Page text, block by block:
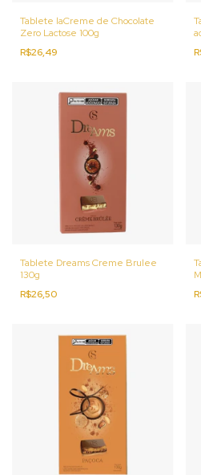
Tablete laCreme de Chocolate
Zero Lactose 100g
R$26,49
Tablete Dreams Creme Brulee
130g
R$26,50